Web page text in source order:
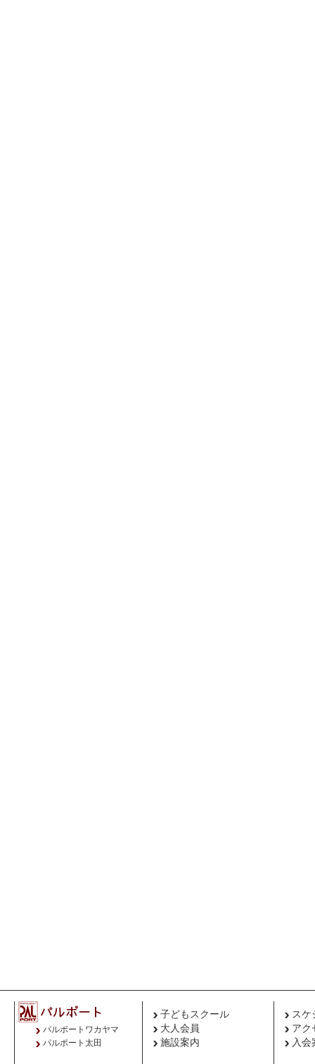
パルポートワカヤマ
パルポート太田
子どもスクール
大人会員
施設案内
スケ
アク
入会